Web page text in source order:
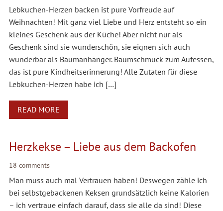
Lebkuchen-Herzen backen ist pure Vorfreude auf
Weihnachten! Mit ganz viel Liebe und Herz entsteht so ein
kleines Geschenk aus der Küche! Aber nicht nur als
Geschenk sind sie wunderschön, sie eignen sich auch
wunderbar als Baumanhänger. Baumschmuck zum Aufessen,
das ist pure Kindheitserinnerung! Alle Zutaten für diese
Lebkuchen-Herzen habe ich […]
READ MORE
Herzkekse – Liebe aus dem Backofen
18 comments
Man muss auch mal Vertrauen haben! Deswegen zähle ich
bei selbstgebackenen Keksen grundsätzlich keine Kalorien
– ich vertraue einfach darauf, dass sie alle da sind! Diese